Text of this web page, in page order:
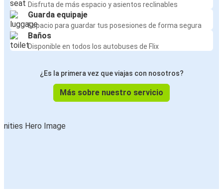
Disfruta de más espacio y asientos reclinables
Guarda equipaje
Espacio para guardar tus posesiones de forma segura
Baños
Disponible en todos los autobuses de Flix
¿Es la primera vez que viajas con nosotros?
Más sobre nuestro servicio